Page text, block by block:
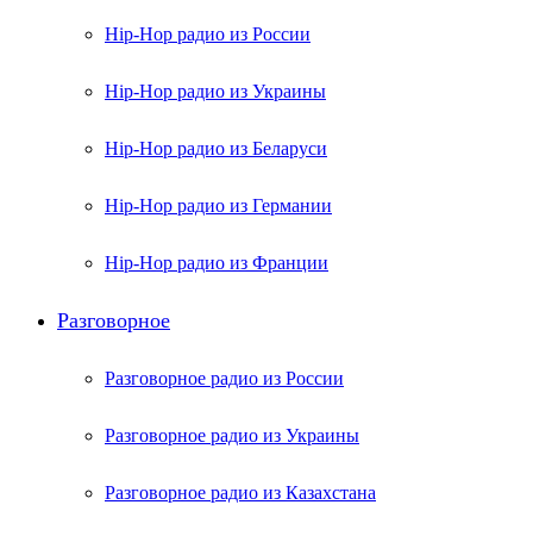
Hip-Hop радио из России
Hip-Hop радио из Украины
Hip-Hop радио из Беларуси
Hip-Hop радио из Германии
Hip-Hop радио из Франции
Разговорное
Разговорное радио из России
Разговорное радио из Украины
Разговорное радио из Казахстана